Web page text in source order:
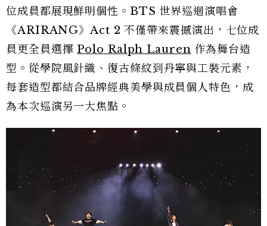
位成員都展現鮮明個性。BTS 世界巡迴演唱會
《ARIRANG》Act 2 不僅帶來震撼演出，七位成
員更全員選擇 Polo Ralph Lauren 作為舞台造
型。從學院風針織、復古條紋到丹寧與工裝元素，
每套造型都結合品牌經典美學與成員個人特色，成
為本次巡演另一大焦點。